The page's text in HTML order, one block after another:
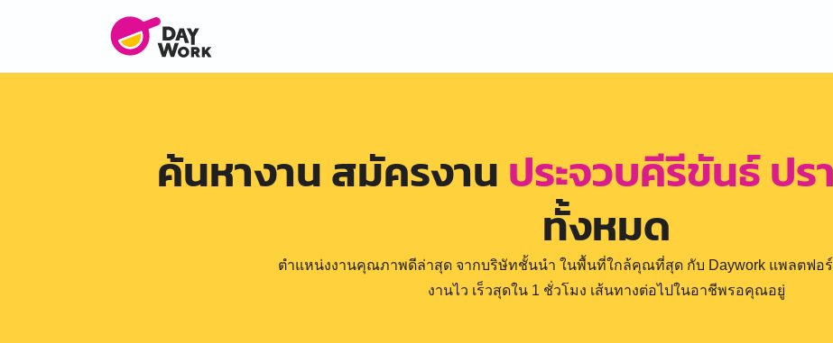
ค้นหางาน สมัครงาน ประจวบคีรีขันธ์ ป
ทั้งหมด
ตำแหน่งงานคุณภาพดีล่าสุด จากบริษัทชั้นนำ ในพื้นที่ใกล้คุณที่สุด กับ Daywork แพลตฟอ
งานไว เร็วสุดใน 1 ชั่วโมง เส้นทางต่อไปในอาชีพรอคุณอยู่